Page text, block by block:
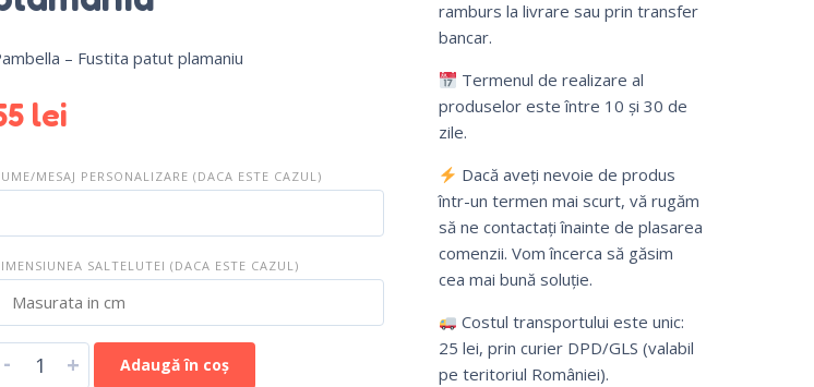
– Fustita patut plamaniu
lei
MESAJ PERSONALIZARE (DACA ESTE CAZUL)
SALTELUTEI (DACA ESTE CAZUL)
- + Adaugă în coș
ramburs la livrare sau prin transfer
bancar.
Termenul de realizare al
produselor este între 10 și 30 de
zile.
Dacă aveți nevoie de produs
într-un termen mai scurt, vă rugăm
să ne contactați înainte de plasarea
comenzii. Vom încerca să găsim
cea mai bună soluție.
Costul transportului este unic:
25 lei, prin curier DPD/GLS (valabil
pe teritoriul României).